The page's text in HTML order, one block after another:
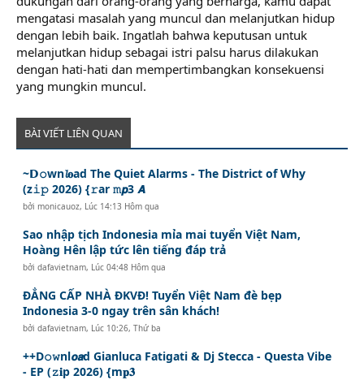
mengatasi masalah yang muncul dan melanjutkan hidup
dengan lebih baik. Ingatlah bahwa keputusan untuk
melanjutkan hidup sebagai istri palsu harus dilakukan
dengan hati-hati dan mempertimbangkan konsekuensi
yang mungkin muncul.
BÀI VIẾT LIÊN QUAN
~𝗗𝚘wn𝓵𝐨ad The Quiet Alarms - The District of Why
(z𝚒𝚙 2026) {𝚛ar 𝚖𝙥3 𝘼
bởimonicauoz, Lúc 14:13 Hôm qua
Sao nhập tịch Indonesia mỉa mai tuyển Việt Nam,
Hoàng Hên lập tức lên tiếng đáp trả
bởidafavietnam, Lúc 04:48 Hôm qua
ĐẲNG CẤP NHÀ ĐKVĐ! Tuyển Việt Nam đè bẹp
Indonesia 3-0 ngay trên sân khách!
bởidafavietnam, Lúc 10:26, Thứ ba
++D𝚘𝚠nl𝙤𝙖d Gianluca Fatigati & Dj Stecca - Questa Vibe
- EP (𝚣𝐢p 2026) {m𝐩𝟑